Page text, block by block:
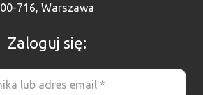
00-716, Warszawa
Zaloguj się: